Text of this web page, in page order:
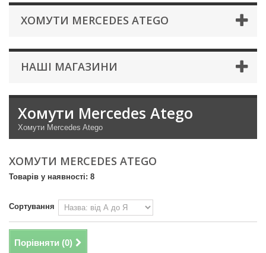
ХОМУТИ MERCEDES ATEGO
НАШІ МАГАЗИНИ
Хомути Mercedes Atego
Хомути Mercedes Atego
ХОМУТИ MERCEDES ATEGO
Товарів у наявності: 8
Сортування
Порівняти (0)